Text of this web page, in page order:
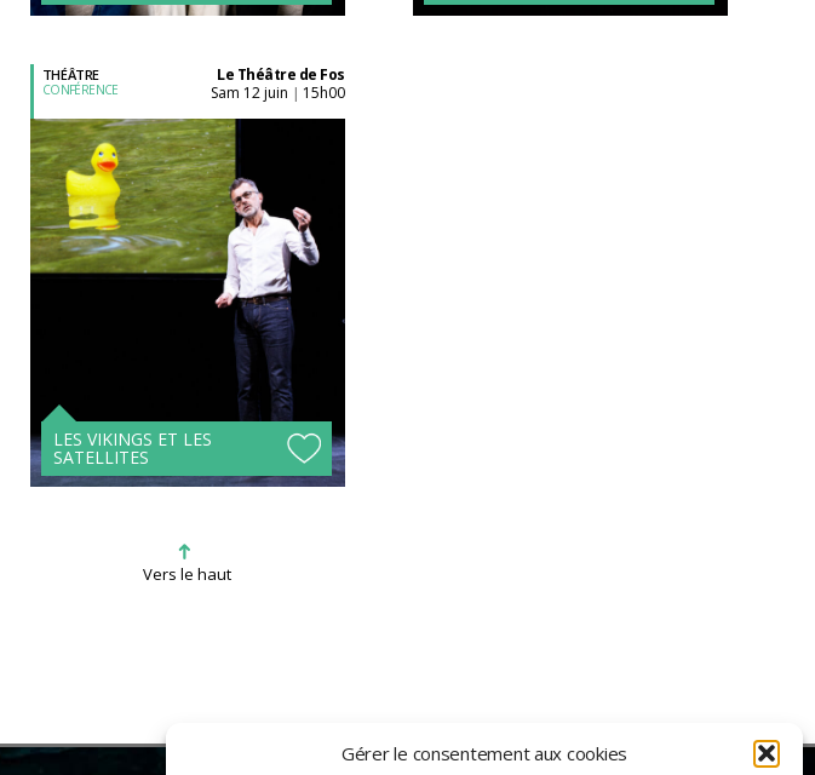
Gérer le consentement aux cookies
THÉÂTRE
CONFÉRENCE
Le Théâtre de Fos
sam 12 juin
15h00
LES VIKINGS ET LES
SATELLITES
Acheter son billet à
Tarifs avantageux à
partir de 4 spectacles !
Vers le haut
➜